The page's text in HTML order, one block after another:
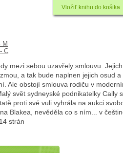
Vložiť knihu do košika
M
C
mezi sebou uzavřely smlouvu. Jejich
a tak bude naplnen jejich osud a
Ale obstojí smlouva rodiču v
svět sydneyské podnikatelky Cally
proti své vuli vyhrála na aukci
Blakea, nevěděla co s ním... v
strán